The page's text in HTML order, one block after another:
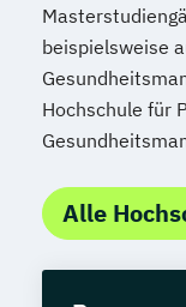
beispielsweise
Hochschule für
Alle